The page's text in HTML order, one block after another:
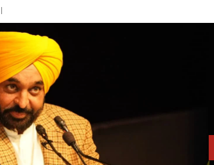
|